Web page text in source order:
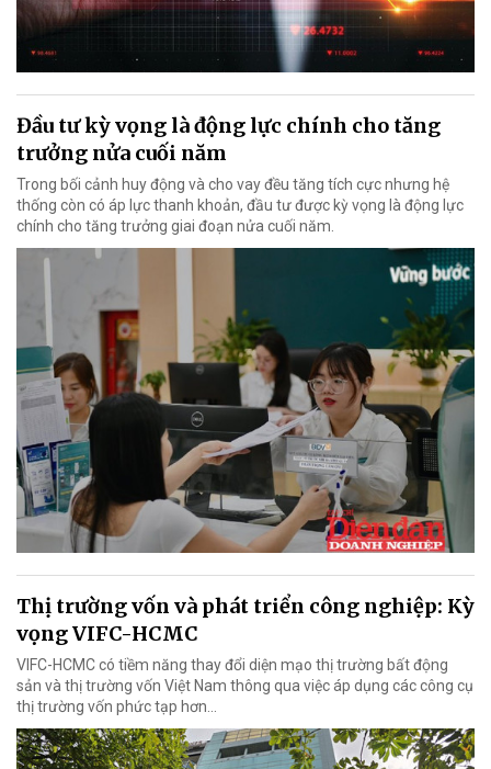
Đầu tư kỳ vọng là động lực chính cho tăng
trưởng nửa cuối năm
Trong bối cảnh huy động và cho vay đều tăng tích cực nhưng hệ
thống còn có áp lực thanh khoản, đầu tư được kỳ vọng là động lực
chính cho tăng trưởng giai đoạn nửa cuối năm.
Thị trường vốn và phát triển công nghiệp: Kỳ
vọng VIFC-HCMC
VIFC-HCMC có tiềm năng thay đổi diện mạo thị trường bất động
sản và thị trường vốn Việt Nam thông qua việc áp dụng các công cụ
thị trường vốn phức tạp hơn...